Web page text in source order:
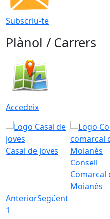
Subscriu-te
Plànol / Carrers
Accedeix
Casal de joves
Consell
Comarcal
Moianès
AnteriorSegüent
1